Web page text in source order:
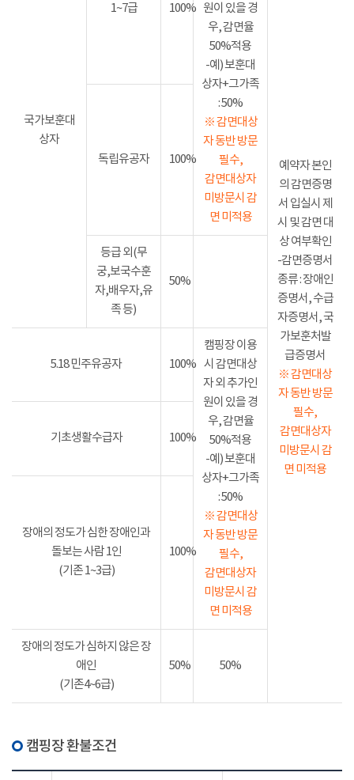
국가보훈대
상자
1~7급 100% 원이 있을 경
우, 감면율
50%적용
-예) 보훈대
상자+그가족
: 50%
※ 감면대상
자 동반 방문
필수,
감면대상자
미방문시 감
면 미적용
예약자 본인
의 감면증명
서 입실시 제
시 및 감면 대
상 여부확인
-감면증명서
종류 : 장애인
증명서, 수급
자증명서, 국
가보훈처발
급증명서
※ 감면대상
자 동반 방문
필수,
감면대상자
미방문시 감
면 미적용
독립유공자 100%
등급 외(무
궁,보국수훈
자,배우자,유
족 등)
50%
5.18 민주유공자 100%
캠핑장 이용
시 감면대상
자 외 추가인
원이 있을 경
우, 감면율
50%적용
-예) 보훈대
상자+그가족
: 50%
※ 감면대상
자 동반 방문
필수,
감면대상자
미방문시 감
면 미적용
기초생활수급자 100%
장애의 정도가 심한 장애인과
돌보는 사람 1인
(기존 1~3급)
100%
장애의 정도가 심하지 않은 장
애인
(기존4~6급)
50% 50%
캠핑장 환불조건